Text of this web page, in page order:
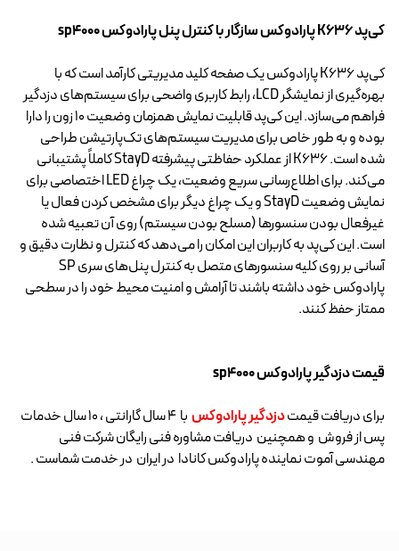
کی‌پد K636 پارادوکس سازگار با کنترل پنل پارادوکس sp4000
کی‌پد K636 پارادوکس یک صفحه کلید مدیریتی کارآمد است که با
بهره‌گیری از نمایشگر LCD، رابط کاربری واضحی برای سیستم‌های دزدگیر
فراهم می‌سازد. این کی‌پد قابلیت نمایش همزمان وضعیت ۱۰ زون را دارا
بوده و به طور خاص برای مدیریت سیستم‌های تک‌پارتیشن طراحی
شده است. K636 از عملکرد حفاظتی پیشرفته StayD کاملاً پشتیبانی
می‌کند. برای اطلاع‌رسانی سریع وضعیت، یک چراغ LED اختصاصی برای
نمایش وضعیت StayD و یک چراغ دیگر برای مشخص کردن فعال یا
غیرفعال بودن سنسورها (مسلح بودن سیستم) روی آن تعبیه شده
است. این کی‌پد به کاربران این امکان را می‌دهد که کنترل و نظارت دقیق و
آسانی بر روی کلیه سنسورهای متصل به کنترل پنل‌های سری SP
پارادوکس خود داشته باشند تا آرامش و امنیت محیط خود را در سطحی
ممتاز حفظ کنند.
قیمت دزدگیر پارادوکس sp4000
برای دریافت قیمتدزدگیر پارادوکس
با 4 سال گارانتی ، 10 سال خدمات
پس از فروش و همچنین دریافت مشاوره فنی رایگان شرکت فنی
مهندسی آموت نماینده پارادوکس کانادا در ایران در خدمت شماست .